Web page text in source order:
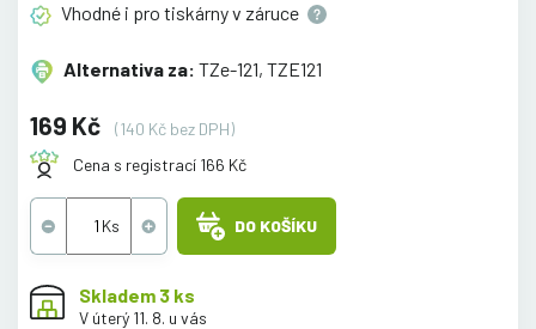
Vhodné i pro tiskárny v záruce
Alternativa za: TZe-121, TZE121
169 Kč
(140 Kč bez DPH)
Cena s registrací 166 Kč
DO KOŠÍKU
Skladem 3 ks
V úterý 11. 8. u vás